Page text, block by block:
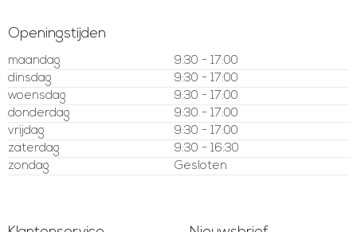
Openingstijden
maandag
9:30 - 17:00
dinsdag
9:30 - 17:00
woensdag
9:30 - 17:00
donderdag
9:30 - 17:00
vrijdag
9:30 - 17:00
zaterdag
9:30 - 16:30
zondag
Gesloten